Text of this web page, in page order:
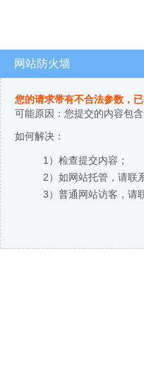
网站防火墙
您的请求带有不合法参数，
可能原因：您提交的内容包
如何解决：
1）检查提交内容；
2）如网站托管，请联
3）普通网站访客，请